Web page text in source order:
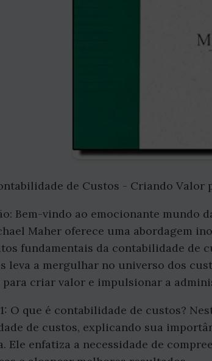
de Custos - Criando Valor
Bem-vindo ao emocionante mundo
Maher oferece uma abordagem
fundamentais da contabilidade de
leva a mergulhar no universo dos
para criar valor e impulsionar a
O que é contabilidade de custos?
de custos, explicando sua
Ele enfatiza a necessidade de